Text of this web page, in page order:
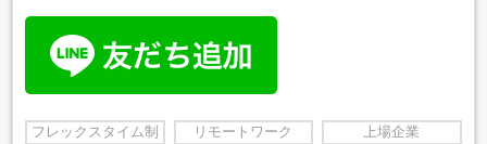
フレックスタイム制 リモートワーク 上場企業